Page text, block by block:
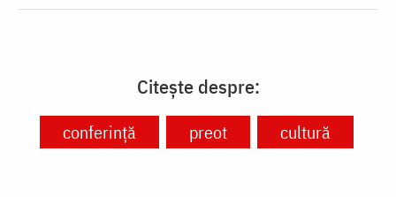
Citește despre:
conferință preot cultură